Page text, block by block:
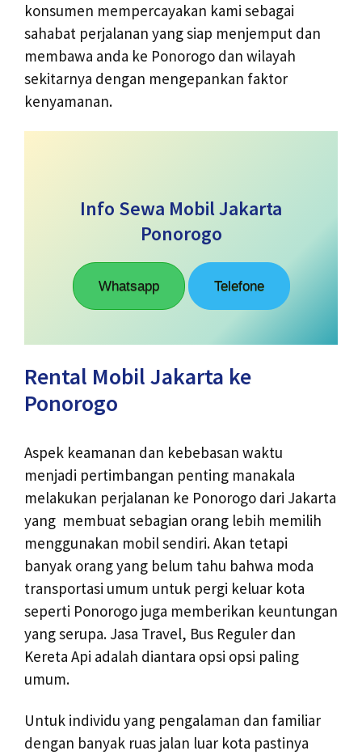
konsumen mempercayakan kami sebagai
sahabat perjalanan yang siap menjemput dan
membawa anda ke Ponorogo dan wilayah
sekitarnya dengan mengepankan faktor
kenyamanan.
Info Sewa Mobil Jakarta
Ponorogo
Whatsapp Telefone
Rental Mobil Jakarta ke
Ponorogo
Aspek keamanan dan kebebasan waktu
menjadi pertimbangan penting manakala
melakukan perjalanan ke Ponorogo dari Jakarta
yang membuat sebagian orang lebih memilih
menggunakan mobil sendiri. Akan tetapi
banyak orang yang belum tahu bahwa moda
transportasi umum untuk pergi keluar kota
seperti Ponorogo juga memberikan keuntungan
yang serupa. Jasa Travel, Bus Reguler dan
Kereta Api adalah diantara opsi opsi paling
umum.
Untuk individu yang pengalaman dan familiar
dengan banyak ruas jalan luar kota pastinya